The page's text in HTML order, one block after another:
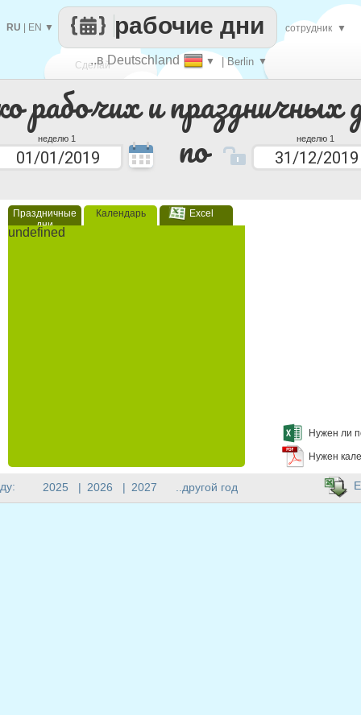
рабочих и праздничных
неделю 1 по неделю 1
Праздничные
дни
Календарь Excel
undefined
Нужен ли
Нужен
Сделай
каждый
..в Deutschland ▼ | Berlin ▼
рабочие дни
RU EN ▼ сотрудник ▼
2025 | 2026 | 2027 ..другой год